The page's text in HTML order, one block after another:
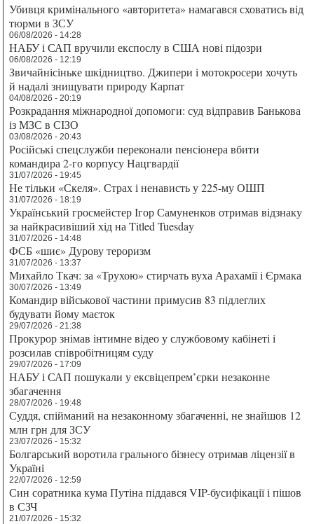
Убивця кримінального «авторитета» намагався сховатись від
тюрми в ЗСУ
06/08/2026 - 14:28
НАБУ і САП вручили експослу в США нові підозри
06/08/2026 - 12:19
Звичайнісіньке шкідництво. Джипери і мотокросери хочуть
й надалі знищувати природу Карпат
04/08/2026 - 20:19
Розкрадання міжнародної допомоги: суд відправив Банькова
із МЗС в СІЗО
03/08/2026 - 20:43
Російські спецслужби переконали пенсіонера вбити
командира 2-го корпусу Нацгвардії
31/07/2026 - 19:45
Не тільки «Скеля». Страх і ненависть у 225-му ОШП
31/07/2026 - 18:19
Український гросмейстер Ігор Самуненков отримав відзнаку
за найкрасивіший хід на Titled Tuesday
31/07/2026 - 14:48
ФСБ «шиє» Дурову тероризм
31/07/2026 - 13:37
Михайло Ткач: за «Трухою» стирчать вуха Арахамії і Єрмака
30/07/2026 - 13:49
Командир військової частини примусив 83 підлеглих
будувати йому маєток
29/07/2026 - 21:38
Прокурор знімав інтимне відео у службовому кабінеті і
розсилав співробітницям суду
29/07/2026 - 17:09
НАБУ і САП пошукали у ексвіцепрем’єрки незаконне
збагачення
28/07/2026 - 19:48
Суддя, спійманий на незаконному збагаченні, не знайшов 12
млн грн для ЗСУ
23/07/2026 - 15:32
Болгарський воротила грального бізнесу отримав ліцензії в
Україні
22/07/2026 - 12:59
Син соратника кума Путіна піддався VIP-бусифікації і пішов
в СЗЧ
21/07/2026 - 15:32